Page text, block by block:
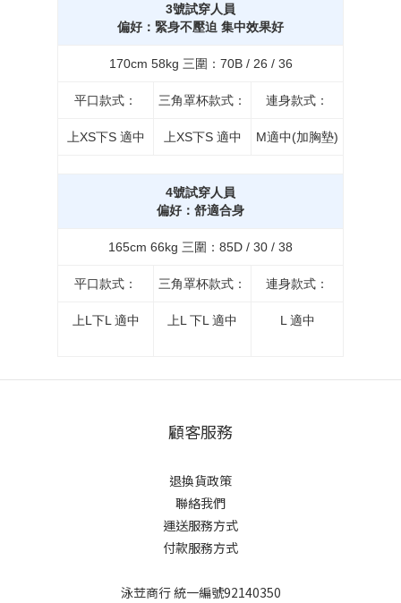
3號試穿人員
偏好：緊身不壓迫 集中效果好
170cm 58kg 三圍：70B / 26 / 36
平口款式： 三角罩杯款式： 連身款式：
上XS下S 適中 上XS下S 適中 M適中(加胸墊)
4號試穿人員
偏好：舒適合身
165cm 66kg 三圍：85D / 30 / 38
平口款式： 三角罩杯款式： 連身款式：
上L下L 適中 上L 下L 適中 L 適中
顧客服務
退換貨政策
聯絡我們
運送服務方式
付款服務方式
泳苙商行 統一編號92140350